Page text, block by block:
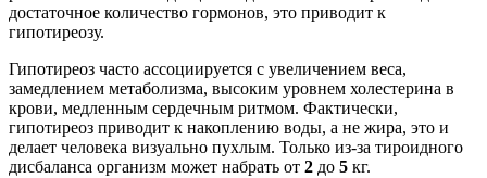
достаточное количество гормонов, это приводит к
гипотиреозу.
Гипотиреоз часто ассоциируется с увеличением веса,
замедлением метаболизма, высоким уровнем холестерина в
крови, медленным сердечным ритмом. Фактически,
гипотиреоз приводит к накоплению воды, а не жира, это и
делает человека визуально пухлым. Только из-за тироидного
дисбаланса организм может набрать от 2 до 5 кг.